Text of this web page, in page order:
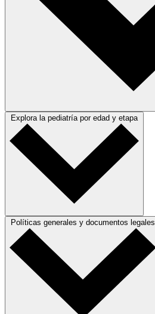
Explora la pediatría por edad y etapa
Políticas generales y documentos legales